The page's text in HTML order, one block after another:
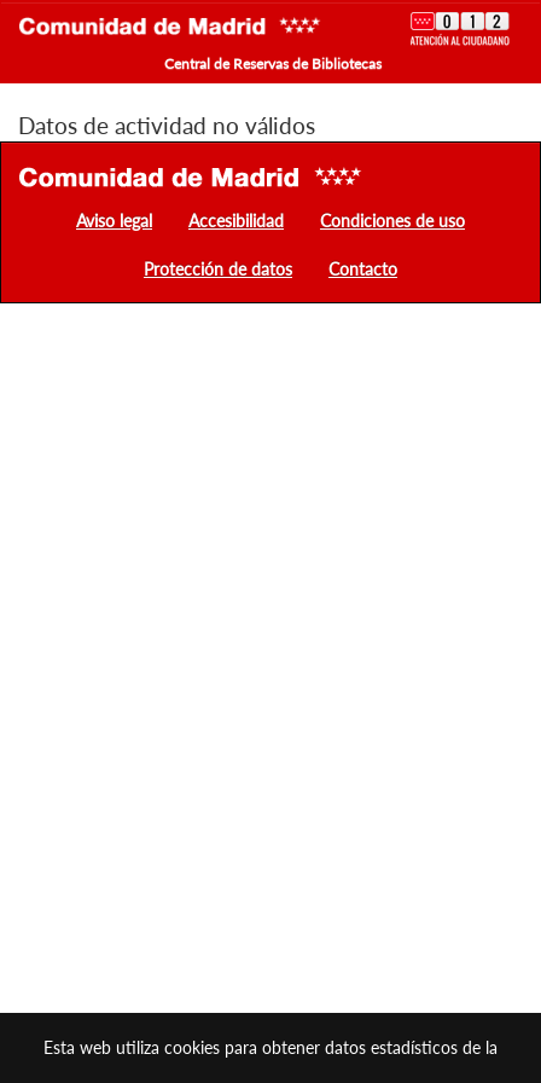
Central de Reservas de Bibliotecas
Datos de actividad no válidos
Esta web utiliza cookies para obtener datos estadísticos de la
Aviso legal Accesibilidad Condiciones de uso
Protección de datos Contacto